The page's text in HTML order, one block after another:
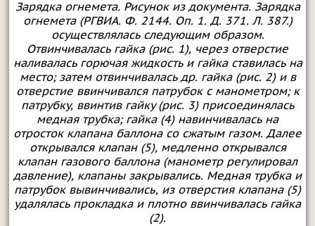
Зарядка огнемета. Рисунок из документа. Зарядка
огнемета (РГВИА. Ф. 2144. Оп. 1. Д. 371. Л. 387.)
осуществлялась следующим образом.
Отвинчивалась гайка (рис. 1), через отверстие
наливалась горючая жидкость и гайка ставилась на
место; затем отвинчивалась др. гайка (рис. 2) и в
отверстие ввинчивался патрубок с манометром; к
патрубку, ввинтив гайку (рис. 3) присоединялась
медная трубка; гайка (4) навинчивалась на
отросток клапана баллона со сжатым газом. Далее
открывался клапан (5), медленно открывался
клапан газового баллона (манометр регулировал
давление), клапаны закрывались. Медная трубка и
патрубок вывинчивались, из отверстия клапана (5)
удалялась прокладка и плотно ввинчивалась гайка
(2).